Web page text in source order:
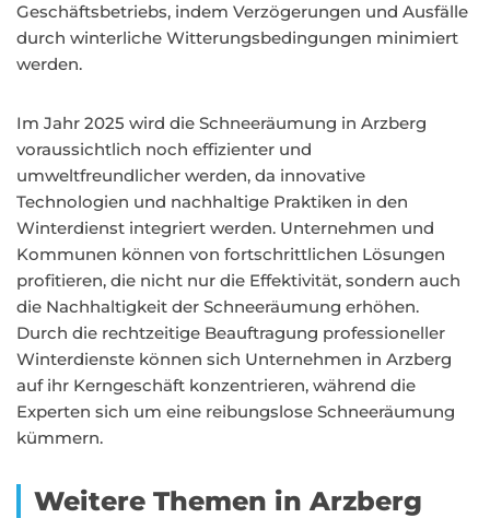
Geschäftsbetriebs, indem Verzögerungen und Ausfälle
durch winterliche Witterungsbedingungen minimiert
werden.
Im Jahr 2025 wird die Schneeräumung in Arzberg
voraussichtlich noch effizienter und
umweltfreundlicher werden, da innovative
Technologien und nachhaltige Praktiken in den
Winterdienst integriert werden. Unternehmen und
Kommunen können von fortschrittlichen Lösungen
profitieren, die nicht nur die Effektivität, sondern auch
die Nachhaltigkeit der Schneeräumung erhöhen.
Durch die rechtzeitige Beauftragung professioneller
Winterdienste können sich Unternehmen in Arzberg
auf ihr Kerngeschäft konzentrieren, während die
Experten sich um eine reibungslose Schneeräumung
kümmern.
Weitere Themen in Arzberg